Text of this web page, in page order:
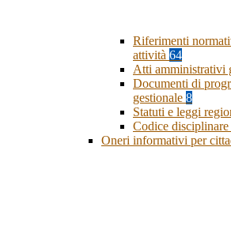
Riferimenti
attività 64
Atti amministrativi
Documenti di
gestionale 8
Statuti e leggi
Codice
Oneri informativi per